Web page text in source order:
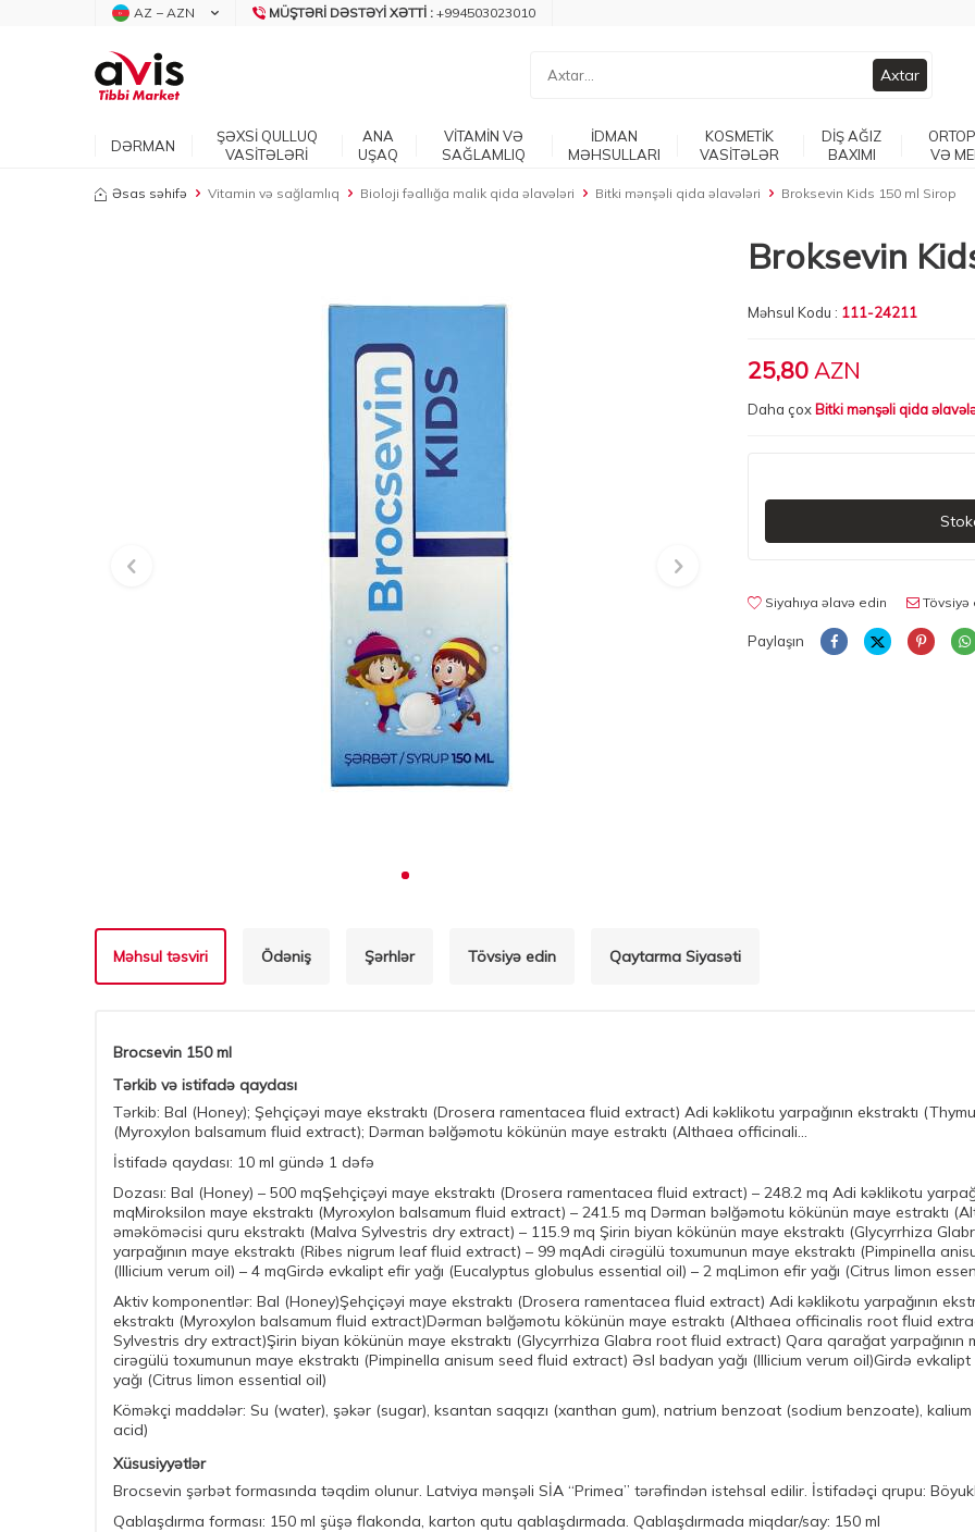
AZ − AZN MÜŞTƏRI DƏSTƏYI XƏTTI : +994503023010
Axtar
DƏRMAN
ŞƏXSİ QULLUQ
VASİTƏLƏRİ
ANA
UŞAQ
VİTAMİN VƏ
SAĞLAMLIQ
İDMAN
MƏHSULLARI
KOSMETİK
VASİTƏLƏR
DİŞ AĞIZ
BAXIMI
VƏ
Əsas səhifə Vitamin və sağlamlıq Bioloji fəallığa malik qida əlavələri Bitki mənşəli qida əlavələri Broksevin Kids 150 ml Sirop
Broksevin
Məhsul Kodu : 111-24211
25,80 AZN
Daha çox Bitki mənşəli qida
Siyahıya əlavə edin Tövsiyə
Paylaşın
Məhsul təsviri Ödəniş Şərhlər Tövsiyə edin Qaytarma Siyasəti
Brocsevin 150 ml
Tərkib və istifadə qaydası
Tərkib: Bal (Honey); Şehçiçəyi maye ekstraktı (Drosera ramentacea fluid extract) Adi kəklikotu yarpağının ekstraktı
(Myroxylon balsamum fluid extract); Dərman bəlğəmotu kökünün maye estraktı (Althaea officinali...
İstifadə qaydası: 10 ml gündə 1 dəfə
Dozası: Bal (Honey) – 500 mqŞehçiçəyi maye ekstraktı (Drosera ramentacea fluid extract) – 248.2 mq Adi kəklikotu
mqMiroksilon maye ekstraktı (Myroxylon balsamum fluid extract) – 241.5 mq Dərman bəlğəmotu kökünün maye estraktı
əməköməcisi quru ekstraktı (Malva Sylvestris dry extract) – 115.9 mq Şirin biyan kökünün maye ekstraktı (Glycyrrhiza
yarpağının maye ekstraktı (Ribes nigrum leaf fluid extract) – 99 mqAdi cirəgülü toxumunun maye ekstraktı (Pimpinella
(Illicium verum oil) – 4 mqGirdə evkalipt efir yağı (Eucalyptus globulus essential oil) – 2 mqLimon efir yağı (Citrus limon
Aktiv komponentlər: Bal (Honey)Şehçiçəyi maye ekstraktı (Drosera ramentacea fluid extract) Adi kəklikotu yarpağının
ekstraktı (Myroxylon balsamum fluid extract)Dərman bəlğəmotu kökünün maye estraktı (Althaea officinalis root fluid
Sylvestris dry extract)Şirin biyan kökünün maye ekstraktı (Glycyrrhiza Glabra root fluid extract) Qara qarağat
cirəgülü toxumunun maye ekstraktı (Pimpinella anisum seed fluid extract) Əsl badyan yağı (Illicium verum oil)Girdə
yağı (Citrus limon essential oil)
Köməkçi maddələr: Su (water), şəkər (sugar), ksantan saqqızı (xanthan gum), natrium benzoat (sodium benzoate),
acid)
Xüsusiyyətlər
Brocsevin şərbət formasında təqdim olunur. Latviya mənşəli SİA “Primea” tərəfindən istehsal edilir. İstifadəçi qrupu:
Qablaşdırma forması: 150 ml şüşə flakonda, karton qutu qablaşdırmada. Qablaşdırmada miqdar/say: 150 ml